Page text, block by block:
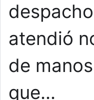
atendió
de
que…